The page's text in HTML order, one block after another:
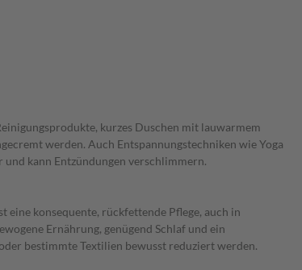
kurzes Duschen mit lauwarmem
werden. Auch Entspannungstechniken wie Yoga
kann Entzündungen verschlimmern.
konsequente, rückfettende Pflege, auch in
Ernährung, genügend Schlaf und ein
bestimmte Textilien bewusst reduziert werden.